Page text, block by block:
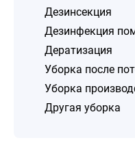
Дезинсекция
Дезинфекция
Дератизация
Уборка после
Уборка
Другая уборка